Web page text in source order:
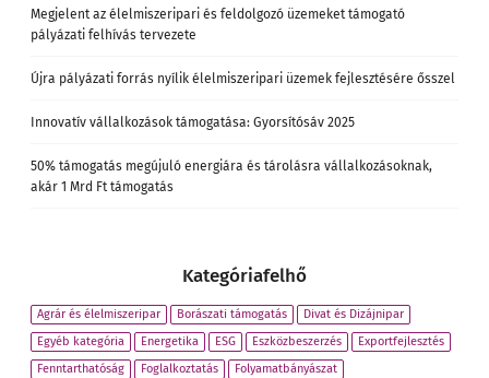
Megjelent az élelmiszeripari és feldolgozó üzemeket támogató
pályázati felhívás tervezete
Újra pályázati forrás nyílik élelmiszeripari üzemek fejlesztésére ősszel
Innovatív vállalkozások támogatása: Gyorsítósáv 2025
50% támogatás megújuló energiára és tárolásra vállalkozásoknak,
akár 1 Mrd Ft támogatás
Kategóriafelhő
Agrár és élelmiszeripar Borászati támogatás
Divat és Dizájnipar
Egyéb kategória
Energetika ESG Eszközbeszerzés
Exportfejlesztés
Fenntarthatóság
Foglalkoztatás
Folyamatbányászat